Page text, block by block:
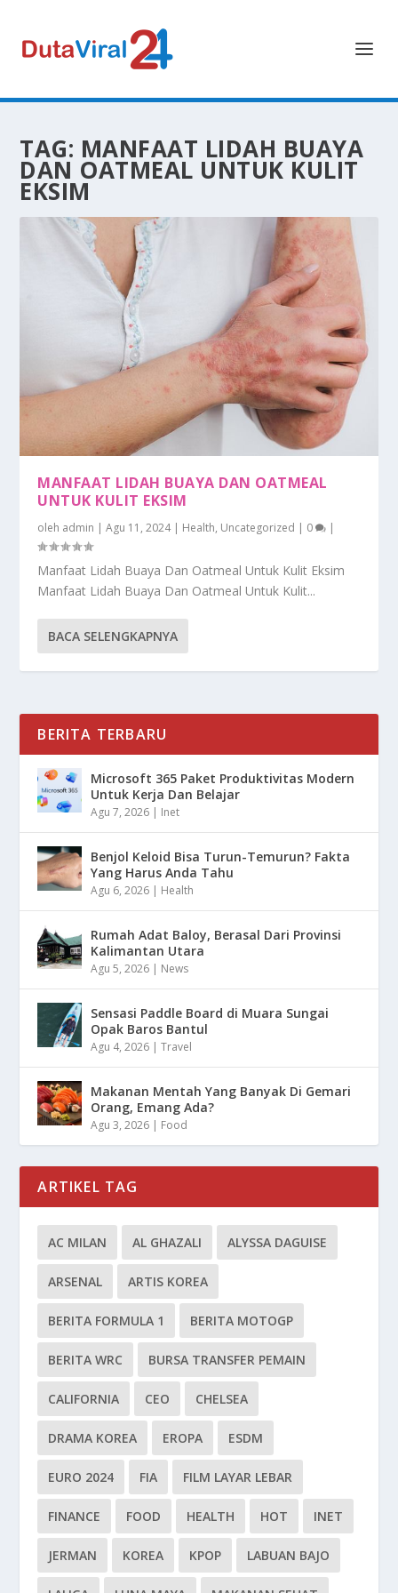
TAG: MANFAAT LIDAH BUAYA
DAN OATMEAL UNTUK KULIT
EKSIM
MANFAAT LIDAH BUAYA DAN OATMEAL
UNTUK KULIT EKSIM
oleh admin |Agu 11, 2024| Health, Uncategorized | 0 |
Manfaat Lidah Buaya Dan Oatmeal Untuk Kulit Eksim
Manfaat Lidah Buaya Dan Oatmeal Untuk Kulit...
BACA SELENGKAPNYA
BERITA TERBARU
Microsoft 365 Paket Produktivitas Modern
Untuk Kerja Dan Belajar
Agu 7, 2026 | Inet
Benjol Keloid Bisa Turun-Temurun? Fakta
Yang Harus Anda Tahu
Agu 6, 2026 | Health
Rumah Adat Baloy, Berasal Dari Provinsi
Kalimantan Utara
Agu 5, 2026 | News
Sensasi Paddle Board di Muara Sungai
Opak Baros Bantul
Agu 4, 2026 |Travel
Makanan Mentah Yang Banyak Di Gemari
Orang, Emang Ada?
Agu 3, 2026 | Food
ARTIKEL TAG
AC MILAN AL GHAZALI ALYSSA DAGUISE
ARSENAL ARTIS KOREA
BERITA FORMULA 1 BERITA MOTOGP
BERITA WRC BURSA TRANSFER PEMAIN
CALIFORNIA CEO CHELSEA
DRAMA KOREA EROPA ESDM
EURO 2024 FIA FILM LAYAR LEBAR
FINANCE FOOD HEALTH HOT INET
JERMAN KOREA KPOP LABUAN BAJO